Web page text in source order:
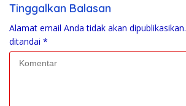
Tinggalkan Balasan
Alamat email Anda tidak akan dipublikasikan.
ditandai *